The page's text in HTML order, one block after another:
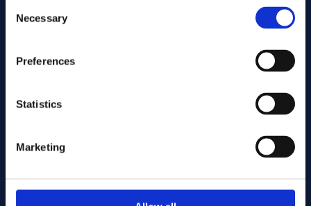
Selection
Necessary
Preferences
Statistics
Marketing
Spec:
Warehouse:
Zum Angebot hinzufügen
Legierungen:
Abmaße. (mm): 75.00
Art.Nr. 10106